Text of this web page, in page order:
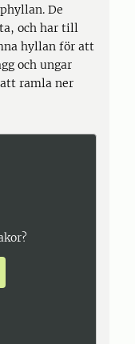
De
och har till
hyllan för att
och ungar
ramla ner